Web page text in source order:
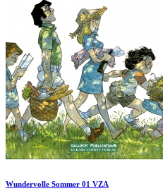
Wundervolle Sommer 01 VZA